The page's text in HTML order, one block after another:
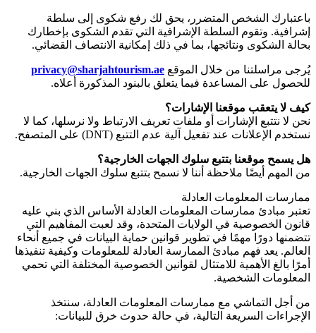
باعتبارك الشخص المتضرر، يحق لك رفع شكوى إلى سلطة
إشرافية. وتقوم السلطة الإشرافية التي تقدم الشكوى بإخطارك
بحالة الشكوى ونتائجها، بما في ذلك إمكانية الانتصاف القضائي.
يُرجى مراسلتنا من خلال الموقع privacy@sharjahtourism.ae
للحصول على المساعدة فيما يتعلق بالبنود المذكورة أعلاه.
كيف لا يتعقب موقعنا الإشارات؟
نحن لا نتتبع الإشارات أو ملفات تعريف الارتباط ولا نرسلها، كما لا
نستخدم الإعلانات عند تفعيل آلية عدم التتبع (DNT) على المتصفح.
هل يسمح موقعنا بتتبع سلوك الجهات الخارجية؟
من المهم أيضًا ملاحظة أننا لا نسمح بتتبع سلوك الجهات الخارجية.
ممارسات المعلومات العادلة
تعتبر مبادئ ممارسات المعلومات العادلة الأساس الذي بني عليه
قانون الخصوصية في الولايات المتحدة، وقد لعبت المفاهيم التي
تتضمنها دورًا مهمًا في تطوير قوانين حماية البيانات في جميع أنحاء
العالم. يعد فهم مبادئ الممارسة العادلة للمعلومات وكيفية تنفيذها
أمرًا بالغ الأهمية للامتثال لقوانين الخصوصية المختلفة التي تحمي
المعلومات الشخصية.
من أجل التماشي مع ممارسات المعلومات العادلة، سنتخذ
الإجراءات السريعة التالية، في حالة حدوث خرق للبيانات: